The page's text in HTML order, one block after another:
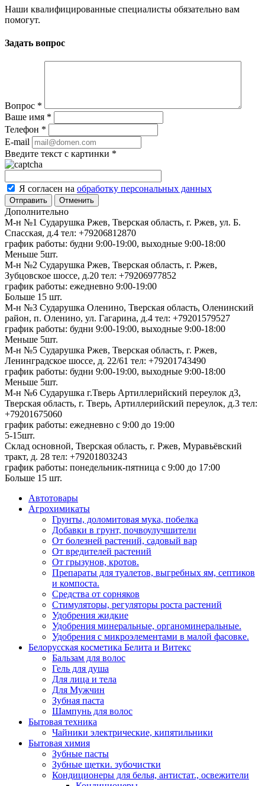
Наши квалифицированные специалисты обязательно вам
помогут.
Задать вопрос
Вопрос *
Ваше имя *
Телефон *
E-mail
Введите текст с картинки *
Я согласен на обработку персональных данных
Отменить
Дополнительно
М-н №1 Сударушка Ржев, Тверская область, г. Ржев, ул. Б.
Спасская, д.4 тел: +79206812870
график работы: будни 9:00-19:00, выходные 9:00-18:00
Меньше 5шт.
М-н №2 Cударушка Ржев, Тверская область, г. Ржев,
Зубцовское шоссе, д.20 тел: +79206977852
график работы: ежедневно 9:00-19:00
Больше 15 шт.
М-н №3 Сударушка Оленино, Тверская область, Оленинский
район, п. Оленино, ул. Гагарина, д.4 тел: +79201579527
график работы: будни 9:00-19:00, выходные 9:00-18:00
Меньше 5шт.
М-н №5 Сударушка Ржев, Тверская область, г. Ржев,
Ленинградское шоссе, д. 22/61 тел: +79201743490
график работы: будни 9:00-19:00, выходные 9:00-18:00
Меньше 5шт.
М-н №6 Сударушка г.Тверь Артиллерийский переулок д3,
Тверская область, г. Тверь, Артиллерийский переулок, д.3 тел:
+79201675060
график работы: ежедневно с 9:00 до 19:00
5-15шт.
Склад основной, Тверская область, г. Ржев, Муравьёвский
тракт, д. 28 тел: +79201803243
график работы: понедельник-пятница с 9:00 до 17:00
Больше 15 шт.
Автотовары
Агрохимикаты
Грунты, доломитовая мука, побелка
Добавки в грунт, почвоулучшители
От болезней растений, садовый вар
От вредителей растений
От грызунов, кротов.
Препараты для туалетов, выгребных ям, септиков
и компоста.
Средства от сорняков
Стимуляторы, регуляторы роста растений
Удобрения жидкие
Удобрения минеральные, органоминеральные.
Удобрения с микроэлементами в малой фасовке.
Белорусская косметика Белита и Витекс
Бальзам для волос
Гель для душа
Для лица и тела
Для Мужчин
Зубная паста
Шампунь для волос
Бытовая техника
Чайники электрические, кипятильники
Бытовая химия
Зубные пасты
Зубные щетки. зубочистки
Кондиционеры для белья, антистат., освежители